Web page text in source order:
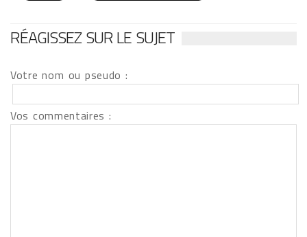
RÉAGISSEZ SUR LE SUJET
Votre nom ou pseudo :
Vos commentaires :